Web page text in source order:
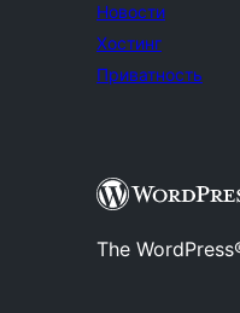
Новости
Хостинг
Приватность
The